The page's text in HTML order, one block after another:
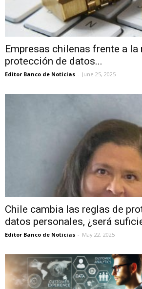
Empresas chilenas frente a la
protección de datos...
Editor Banco de Noticias - June 25, 2025
Chile cambia las reglas de
datos personales, ¿será
Editor Banco de Noticias - May 22, 2025